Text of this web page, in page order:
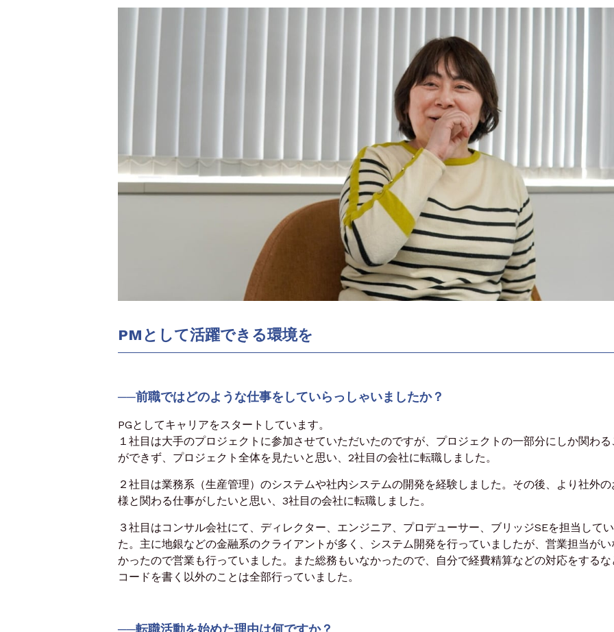
PMとして活躍できる環境を
──前職ではどのような仕事をしていらっしゃいましたか？
PGとしてキャリアをスタートしています。
１社目は大手のプロジェクトに参加させていただいたのですが、プロジェクトの一部分にしか関わる
ができず、プロジェクト全体を見たいと思い、2社目の会社に転職しました。
２社目は業務系（生産管理）のシステムや社内システムの開発を経験しました。その後、より社外の
様と関わる仕事がしたいと思い、3社目の会社に転職しました。
３社目はコンサル会社にて、ディレクター、エンジニア、プロデューサー、ブリッジSEを担当して
た。主に地銀などの金融系のクライアントが多く、システム開発を行っていましたが、営業担当がい
かったので営業も行っていました。また総務もいなかったので、自分で経費精算などの対応をするな
コードを書く以外のことは全部行っていました。
──転職活動を始めた理由は何ですか？